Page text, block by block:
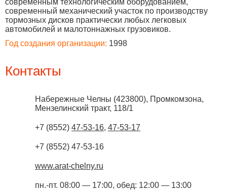
современным технологическим оборудованием,
современный механический участок по производству
тормозных дисков практически любых легковых
автомобилей и малотоннажных грузовиков.
Год создания организации: 1998
Контакты
Набережные Челны (423800), Промкомзона,
Мензелинский тракт, 118/1
+7 (8552) 47-53-16, 47-53-17
+7 (8552) 47-53-16
www.arat-chelny.ru
пн.-пт. 08:00 — 17:00, обед: 12:00 — 13:00